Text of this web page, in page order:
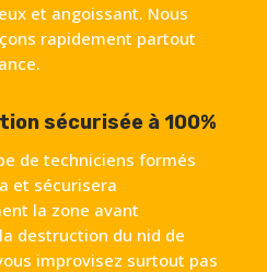
et angoissant. Nous
rapidement partout
sécurisée à 100%
de techniciens formés
et sécurisera
la zone avant
destruction du nid de
improvisez surtout pas